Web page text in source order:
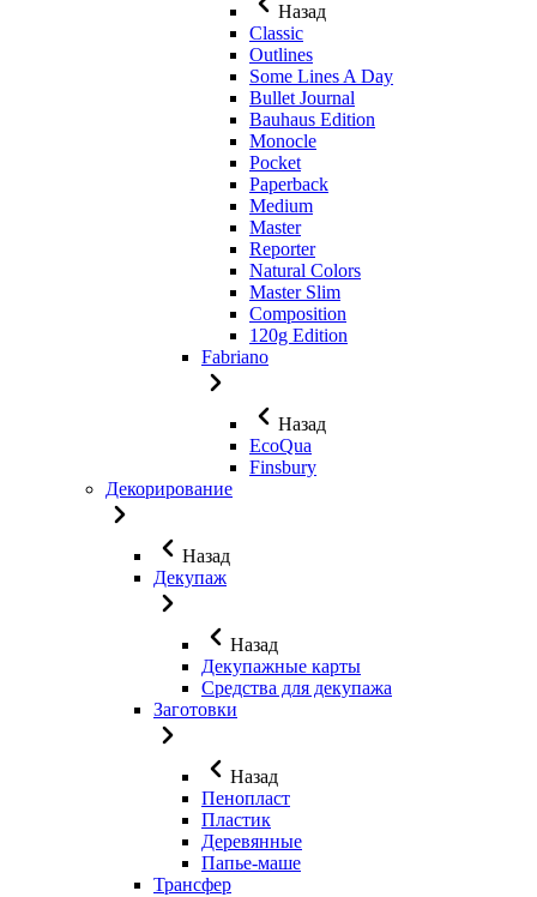
Назад
Classic
Outlines
Some Lines A Day
Bullet Journal
Bauhaus Edition
Monocle
Pocket
Paperback
Medium
Master
Reporter
Natural Colors
Master Slim
Composition
120g Edition
Fabriano
Назад
EcoQua
Finsbury
Декорирование
Назад
Декупаж
Назад
Декупажные карты
Средства для декупажа
Заготовки
Назад
Пенопласт
Пластик
Деревянные
Папье-маше
Трансфер